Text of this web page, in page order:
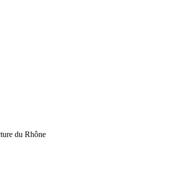
du Rhône